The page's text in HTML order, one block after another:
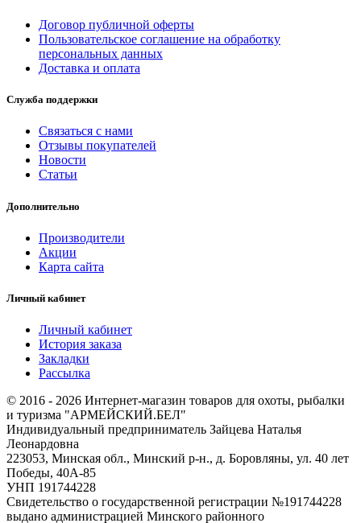
Договор публичной оферты
Пользовательское соглашение на обработку
персональных данных
Доставка и оплата
Служба поддержки
Связаться с нами
Отзывы покупателей
Новости
Статьи
Дополнительно
Производители
Акции
Карта сайта
Личный кабинет
Личный кабинет
История заказа
Закладки
Рассылка
© 2016 - 2026 Интернет-магазин товаров для охоты, рыбалки
и туризма "АРМЕЙСКИЙ.БЕЛ"
Индивидуальный предприниматель Зайцева Наталья
Леонардовна
223053, Минская обл., Минский р-н., д. Боровляны, ул. 40 лет
Победы, 40А-85
УНП 191744228
Свидетельство о государственной регистрации №191744228
выдано администрацией Минского районного